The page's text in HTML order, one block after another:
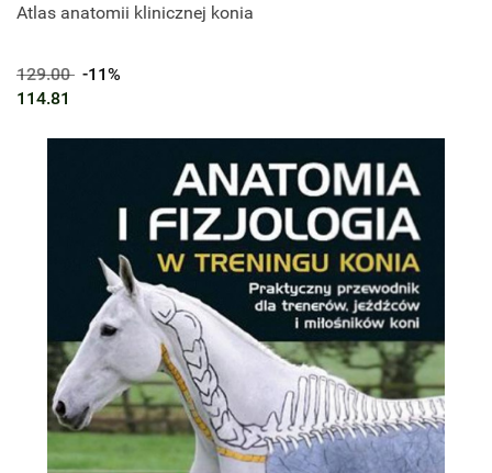
Atlas anatomii klinicznej konia
129.00 -11%
114.81